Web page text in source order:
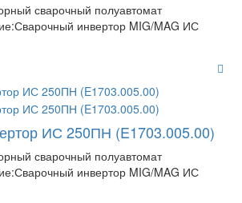
сварочный полуавтомат
инвертор MIG/MAG ИС
ИС 250ПН (E1703.005.00)
сварочный полуавтомат
инвертор MIG/MAG ИС